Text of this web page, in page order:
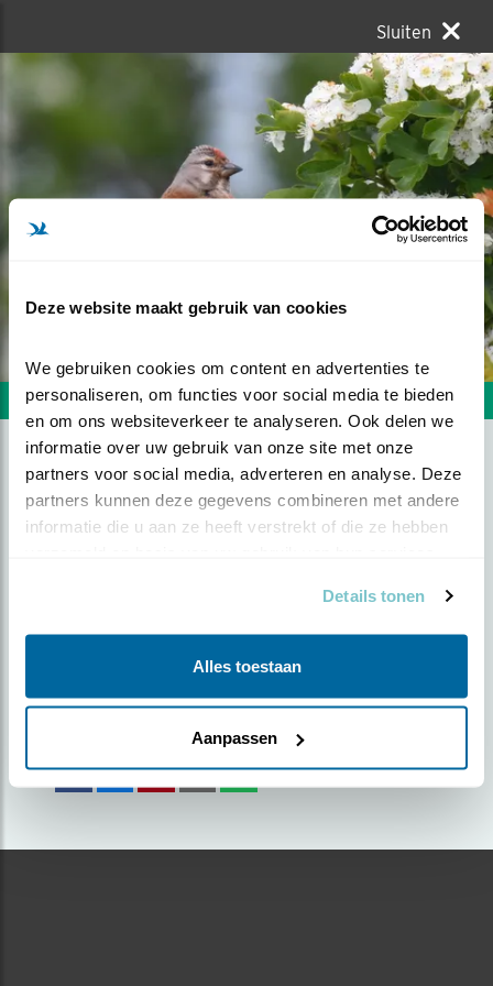
Deze website maakt gebruik van cookies
We gebruiken cookies om content en advertenties te
personaliseren, om functies voor social media te bieden
en om ons websiteverkeer te analyseren. Ook delen we
informatie over uw gebruik van onze site met onze
partners voor social media, adverteren en analyse. Deze
partners kunnen deze gegevens combineren met andere
informatie die u aan ze heeft verstrekt of die ze hebben
Details tonen
Alles toestaan
Aanpassen
Sluiten
Volgende foto Vorige foto
KNEU
Foto genomen in: Polder Achthoven bij
Lexmond